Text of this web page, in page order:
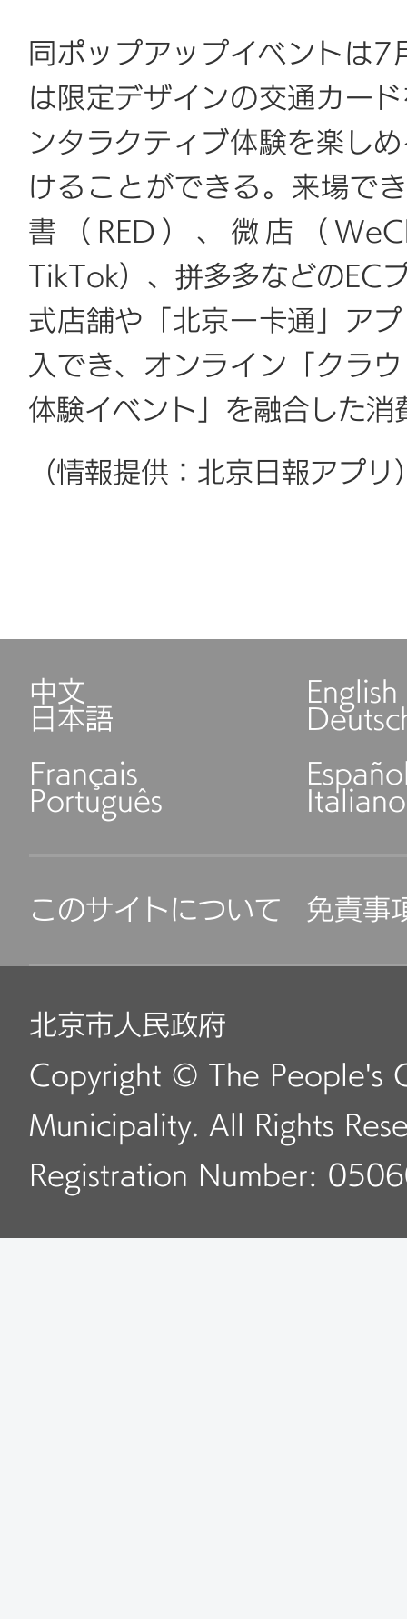
同ポップアップイベントは
は限定デザインの交通カー
ンタラクティブ体験を楽し
けることができる。来場で
書（RED）、微店（
TikTok）、拼多多などのEC
式店舗や「北京一卡通」ア
入でき、オンライン「クラ
体験イベント」を融合した
（情報提供：北京日報アプリ
中文 English
日本語
Français
Português Italiano
このサイトについて 免責事
北京市人民政府
Copyright © The People's
Municipality. All Rights
Registration Number: